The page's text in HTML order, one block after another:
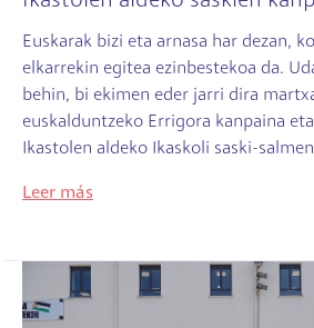
Euskarak bizi eta arnasa har dezan,
elkarrekin egitea ezinbestekoa da.
behin, bi ekimen eder jarri dira
euskalduntzeko Errigora kanpaina
Ikastolen aldeko Ikaskoli saski-
Leer más
Irudia